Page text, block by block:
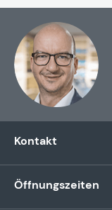
Kontakt
Öffnungszeiten